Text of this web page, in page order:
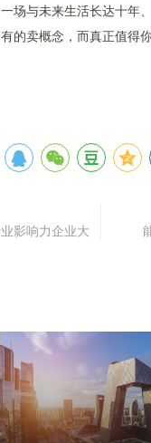
场与未来生活长达十年
的卖概念，而真正值得
影响力企业大